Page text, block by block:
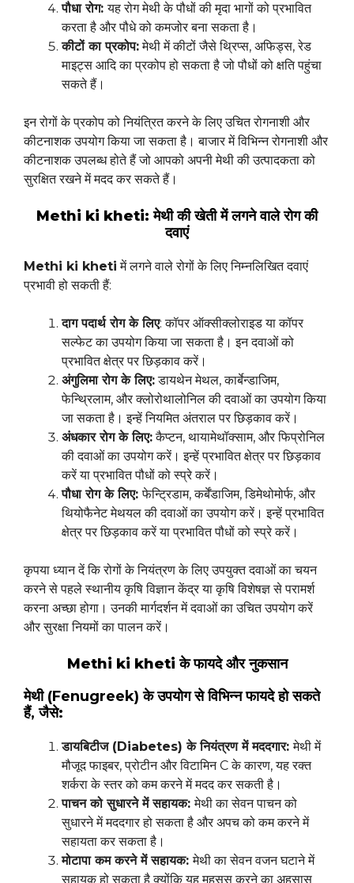
पौधा रोग:यह रोग मेथी के पौधों की मृदा भागों को प्रभावित
करता है और पौधे को कमजोर बना सकता है।
कीटों का प्रकोप:मेथी में कीटों जैसे थ्रिप्स, अफिड्स, रेड
माइट्स आदि का प्रकोप हो सकता है जो पौधों को क्षति पहुंचा
सकते हैं।
इन रोगों के प्रकोप को नियंत्रित करने के लिए उचित रोगनाशी और
कीटनाशक उपयोग किया जा सकता है। बाजार में विभिन्न रोगनाशी और
कीटनाशक उपलब्ध होते हैं जो आपको अपनी मेथी की उत्पादकता को
सुरक्षित रखने में मदद कर सकते हैं।
Methi ki kheti: मेथी की खेती में लगने वाले रोग की
दवाएं
Methi ki kheti में लगने वाले रोगों के लिए निम्नलिखित दवाएं
प्रभावी हो सकती हैं:
दाग पदार्थ रोग के लिए: कॉपर ऑक्सीक्लोराइड या कॉपर
सल्फेट का उपयोग किया जा सकता है। इन दवाओं को
प्रभावित क्षेत्र पर छिड़काव करें।
अंगुलिमा रोग के लिए:डायथेन मेथल, कार्बेन्डाजिम,
फेन्थ्रिलाम, और क्लोरोथालोनिल की दवाओं का उपयोग किया
जा सकता है। इन्हें नियमित अंतराल पर छिड़काव करें।
अंधकार रोग के लिए:कैप्टन, थायामेथॉक्साम, और फिप्रोनिल
की दवाओं का उपयोग करें। इन्हें प्रभावित क्षेत्र पर छिड़काव
करें या प्रभावित पौधों को स्प्रे करें।
पौधा रोग के लिए:फेन्ट्रिडाम, कर्बेंडाजिम, डिमेथोमोर्फ, और
थियोफैनेट मेथयल की दवाओं का उपयोग करें। इन्हें प्रभावित
क्षेत्र पर छिड़काव करें या प्रभावित पौधों को स्प्रे करें।
कृपया ध्यान दें कि रोगों के नियंत्रण के लिए उपयुक्त दवाओं का चयन
करने से पहले स्थानीय कृषि विज्ञान केंद्र या कृषि विशेषज्ञ से परामर्श
करना अच्छा होगा। उनकी मार्गदर्शन में दवाओं का उचित उपयोग करें
और सुरक्षा नियमों का पालन करें।
Methi ki kheti के फायदे और नुकसान
मेथी (Fenugreek) के उपयोग से विभिन्न फायदे हो सकते
हैं, जैसे:
डायबिटीज (Diabetes) के नियंत्रण में मददगार:मेथी में
मौजूद फाइबर, प्रोटीन और विटामिन C के कारण, यह रक्त
शर्करा के स्तर को कम करने में मदद कर सकती है।
पाचन को सुधारने में सहायक:मेथी का सेवन पाचन को
सुधारने में मददगार हो सकता है और अपच को कम करने में
सहायता कर सकता है।
मोटापा कम करने में सहायक:मेथी का सेवन वजन घटाने में
सहायक हो सकता है क्योंकि यह महसूस करने का अहसास